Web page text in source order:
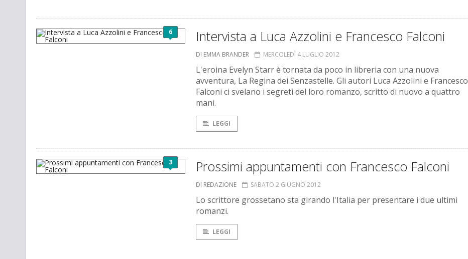
6 Intervista a Luca Azzolini e Francesco Falconi
DI EMMA BRANDER MERCOLEDÌ 4 LUGLIO 2012
L'eroina Evelyn Starr è tornata da poco in libreria con una nuova
avventura, La Regina dei Senzastelle. Gli autori Luca Azzolini e Francesco
Falconi ci svelano i segreti del loro romanzo, scritto di nuovo a quattro
mani.
LEGGI
3 Prossimi appuntamenti con Francesco Falconi
DI REDAZIONE SABATO 2 GIUGNO 2012
Lo scrittore grossetano sta girando l'Italia per presentare i due ultimi
romanzi.
LEGGI